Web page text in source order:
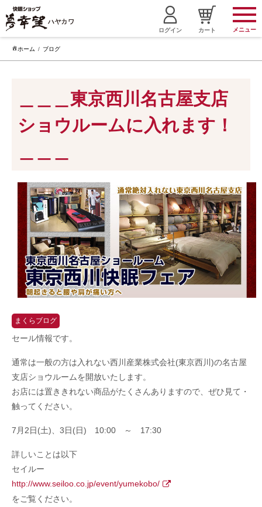
ログイン カート メニュー
ホーム ブログ
＿＿＿東京西川名古屋支店
ショウルームに入れます！
まくらブログ
セール情報です。
通常は一般の方は入れない西川産業株式会社(東京西川)の名古屋
支店ショウルームを開放いたします。
お店には置ききれない商品がたくさんありますので、ぜひ見て・
触ってください。
7月2日(土)、3日(日) 10:00 ～ 17:30
詳しいことは以下
セイルー
http://www.seiloo.co.jp/event/yumekobo/
をご覧ください。